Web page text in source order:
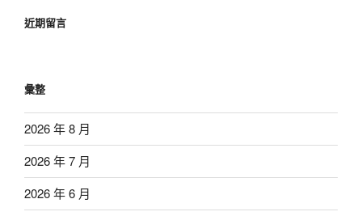
近期留言
彙整
2026 年 8 月
2026 年 7 月
2026 年 6 月